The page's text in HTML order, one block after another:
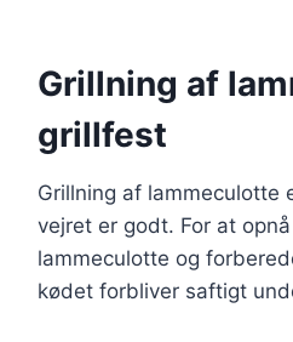
Grillning af
grillfest
Grillning af
vejret er godt. For at
lammeculotte og
kødet forbliver saftigt